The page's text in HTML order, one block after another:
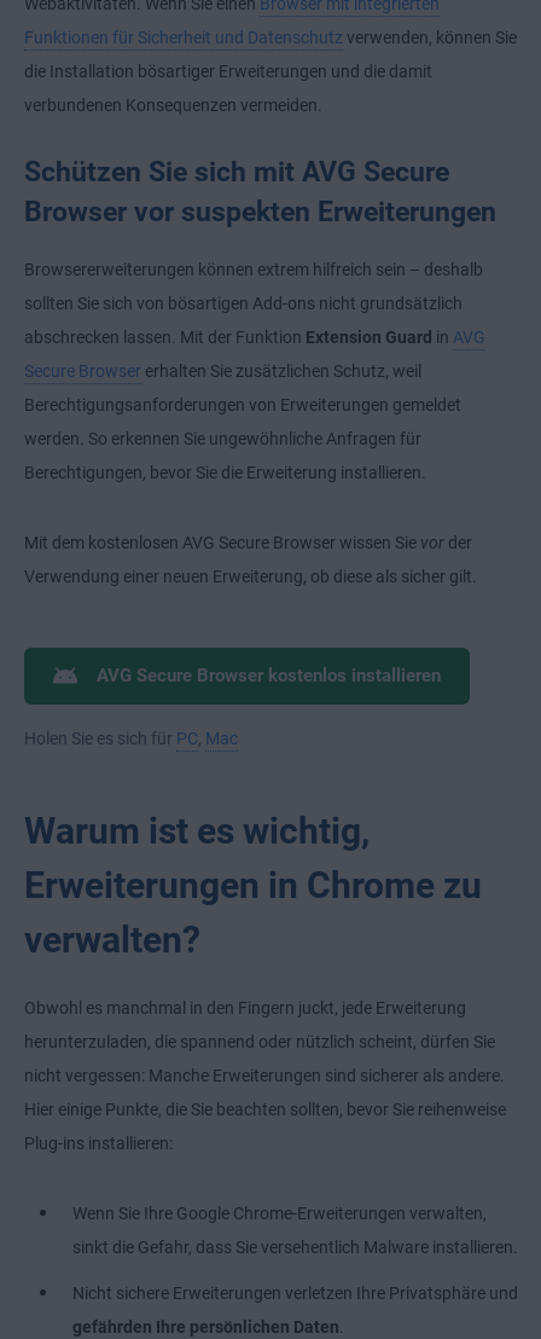
Webaktivitäten. Wenn Sie einen Browser mit integrierten
Funktionen für Sicherheit und Datenschutz verwenden, können Sie
die Installation bösartiger Erweiterungen und die damit
verbundenen Konsequenzen vermeiden.
Schützen Sie sich mit AVG Secure
Browser vor suspekten Erweiterungen
Browsererweiterungen können extrem hilfreich sein – deshalb
sollten Sie sich von bösartigen Add-ons nicht grundsätzlich
abschrecken lassen. Mit der Funktion Extension Guard in AVG
Secure Browser erhalten Sie zusätzlichen Schutz, weil
Berechtigungsanforderungen von Erweiterungen gemeldet
werden. So erkennen Sie ungewöhnliche Anfragen für
Berechtigungen, bevor Sie die Erweiterung installieren.
Mit dem kostenlosen AVG Secure Browser wissen Sie vor der
Verwendung einer neuen Erweiterung, ob diese als sicher gilt.
AVG Secure Browser kostenlos installieren
Holen Sie es sich für PC, Mac
Warum ist es wichtig,
Erweiterungen in Chrome zu
verwalten?
Obwohl es manchmal in den Fingern juckt, jede Erweiterung
herunterzuladen, die spannend oder nützlich scheint, dürfen Sie
nicht vergessen: Manche Erweiterungen sind sicherer als andere.
Hier einige Punkte, die Sie beachten sollten, bevor Sie reihenweise
Plug-ins installieren:
Wenn Sie Ihre Google Chrome-Erweiterungen verwalten,
sinkt die Gefahr, dass Sie versehentlich Malware installieren.
Nicht sichere Erweiterungen verletzen Ihre Privatsphäre und
gefährden Ihre persönlichen Daten.